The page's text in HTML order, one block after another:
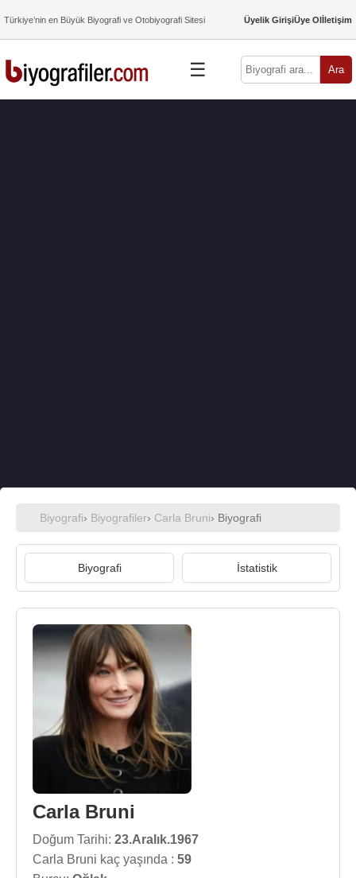
Türkiye’nin en Büyük Biyografi ve Otobiyografi Sitesi Üyelik GirişiÜye Olİletişim
☰ Ara
Biyografi› Biyografiler› Carla Bruni› Biyografi
Biyografi İstatistik
Carla Bruni
Doğum Tarihi: 23.Aralık.1967
Carla Bruni kaç yaşında : 59